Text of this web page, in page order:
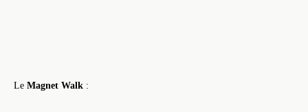
Le Magnet Walk :